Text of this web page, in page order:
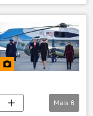
Mais 6